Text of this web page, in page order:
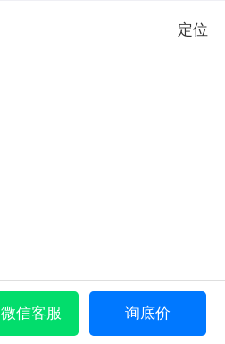
定位
微信客服 询底价